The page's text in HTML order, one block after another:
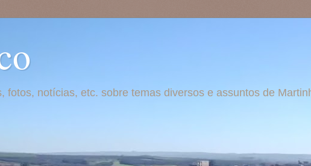
fotos, notícias, etc. sobre temas diversos e assuntos de